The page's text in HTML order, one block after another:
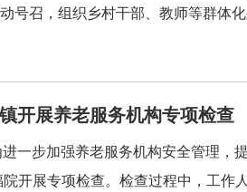
号召，组织乡村干部、教师等群体
开展养老服务机构专项检查
一步加强养老服务机构安全管理，
开展专项检查。检查过程中，工作